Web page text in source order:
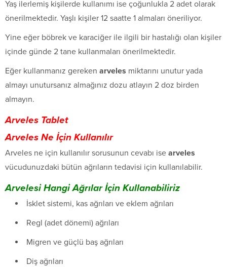
Yaş ilerlemiş kişilerde kullanımı ise çoğunlukla 2 adet olarak
önerilmektedir. Yaşlı kişiler 12 saatte 1 almaları öneriliyor.
Yine eğer böbrek ve karaciğer ile ilgili bir hastalığı olan kişiler
içinde günde 2 tane kullanmaları önerilmektedir.
Eğer kullanmanız gereken arveles miktarını unutur yada
almayı unutursanız almağınız dozu atlayın 2 doz birden
almayın.
Arveles Tablet
Arveles Ne İçin Kullanılır
Arveles ne için kullanılır sorusunun cevabı ise arveles
vücudunuzdaki bütün ağrıların tedavisi için kullanılabilir.
Arvelesi Hangi Ağrılar İçin Kullanabiliriz
İsklet sistemi, kas ağrıları ve eklem ağrıları
Regl (adet dönemi) ağrıları
Migren ve güçlü baş ağrıları
Diş ağrıları